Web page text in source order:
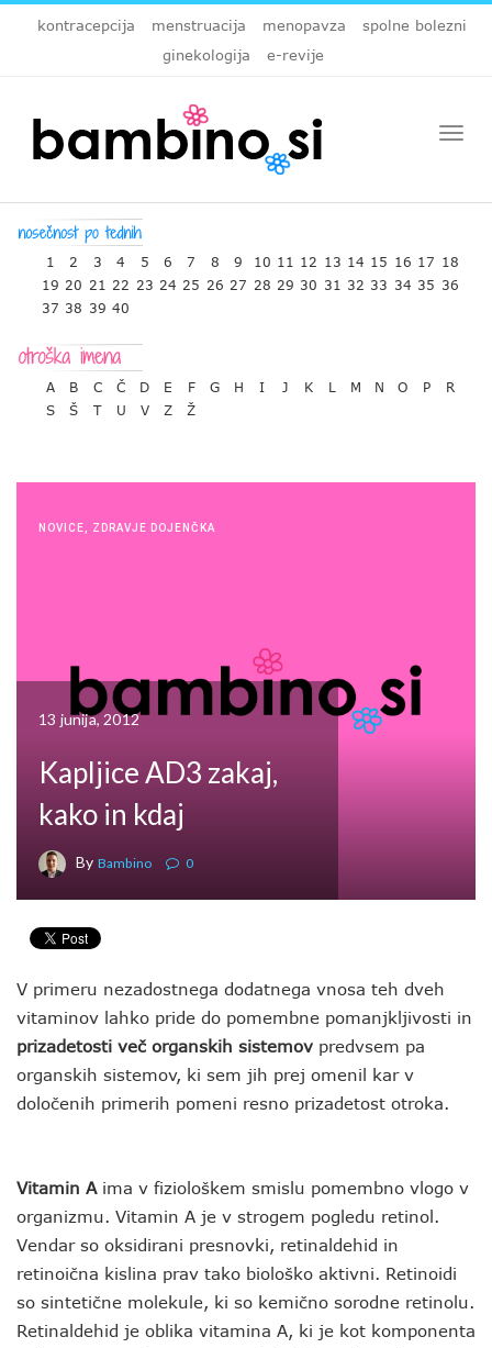
kontracepcija menstruacija menopavza
spolne bolezni
ginekologija
e-revije
1 2 3 4 5 6 7 8 9 10 11 12 13 14 15 16 17 18
19 20 21 22 23 24 25 26 27 28 29 30 31 32 33 34 35 36
37 38 39 40
A B C Č D E F G H I J K L M N O P
R
S
Š T U V Z Ž
NOVICE ZDRAVJE DOJENČKA
13 junija, 2012
Kapljice AD3 zakaj,
kako in kdaj
By Bambino 0
V primeru nezadostnega dodatnega vnosa teh dveh
vitaminov lahko pride do pomembne pomanjkljivosti in
prizadetosti več organskih sistemov predvsem pa
organskih sistemov, ki sem jih prej omenil kar v
določenih primerih pomeni resno prizadetost otroka.
Vitamin Aima v fiziološkem smislu pomembno vlogo v
organizmu. Vitamin A je v strogem pogledu retinol.
Vendar so oksidirani presnovki, retinaldehid in
retinoična kislina prav tako biološko aktivni. Retinoidi
so sintetične molekule, ki so kemično sorodne retinolu.
Retinaldehid je oblika vitamina A, ki je kot komponenta